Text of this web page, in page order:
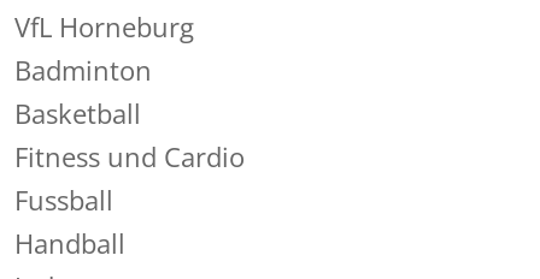
VfL Horneburg
Badminton
Basketball
Fitness und Cardio
Fussball
Handball